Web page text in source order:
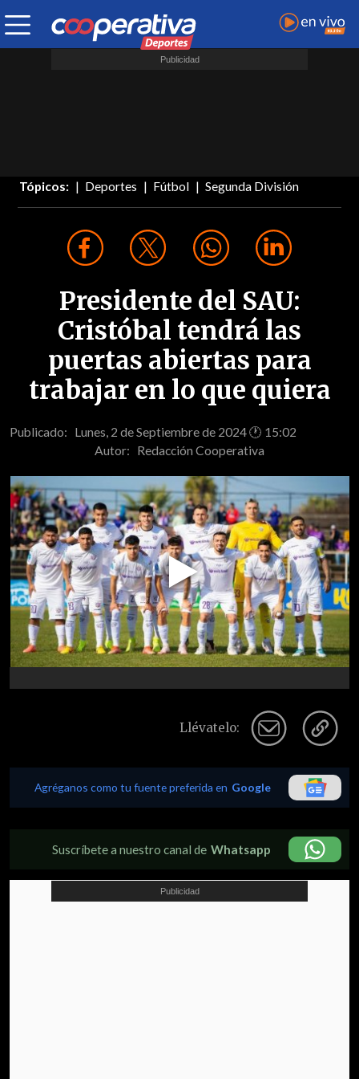
Tópicos: Deportes Fútbol Segunda División
Presidente del SAU:
Cristóbal tendrá las
puertas abiertas para
trabajar en lo que quiera
Publicado: Lunes, 2 de Septiembre de 2024 🕐 15:02
Autor: Redacción Cooperativa
Play
Video
Llévatelo:
Agréganos como tu fuente preferida en Google
Suscríbete a nuestro canal de Whatsapp